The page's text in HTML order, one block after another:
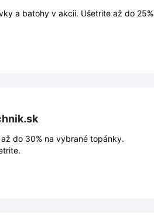
a batohy v akcii. Ušetrite až do 25%
do 30% na vybrané topánky.